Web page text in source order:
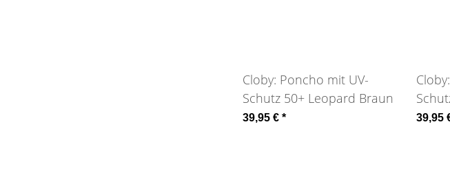
Cloby: Poncho mit UV-
Schutz 50+ Leopard Braun
39,95 € * 39,95